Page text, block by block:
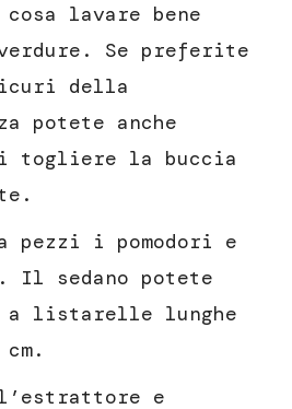
lavare bene
Se preferite
della
potete anche
togliere la buccia
pezzi i pomodori e
Il sedano potete
listarelle lunghe
l’estrattore e